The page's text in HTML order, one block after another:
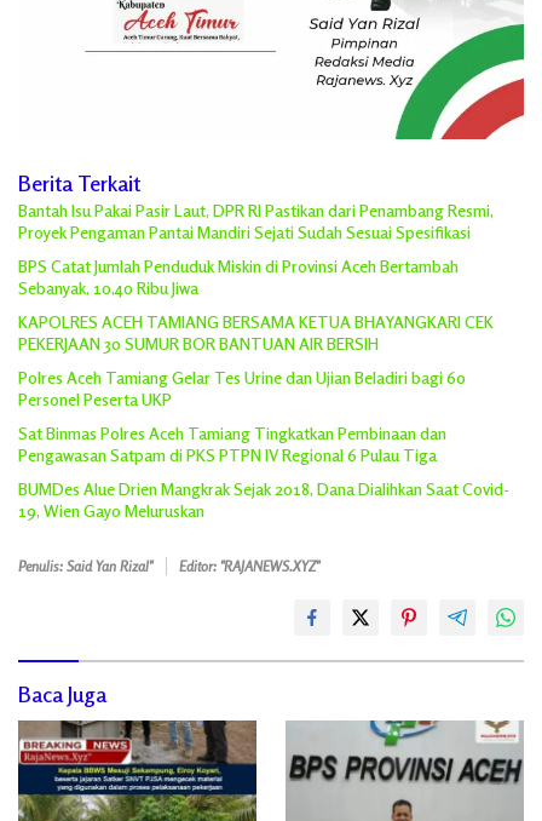
Berita Terkait
Bantah Isu Pakai Pasir Laut, DPR RI Pastikan dari Penambang Resmi,
Proyek Pengaman Pantai Mandiri Sejati Sudah Sesuai Spesifikasi
BPS Catat Jumlah Penduduk Miskin di Provinsi Aceh Bertambah
Sebanyak, 10,40 Ribu Jiwa
KAPOLRES ACEH TAMIANG BERSAMA KETUA BHAYANGKARI CEK
PEKERJAAN 30 SUMUR BOR BANTUAN AIR BERSIH
Polres Aceh Tamiang Gelar Tes Urine dan Ujian Beladiri bagi 60
Personel Peserta UKP
Sat Binmas Polres Aceh Tamiang Tingkatkan Pembinaan dan
Pengawasan Satpam di PKS PTPN IV Regional 6 Pulau Tiga
BUMDes Alue Drien Mangkrak Sejak 2018, Dana Dialihkan Saat Covid-
19, Wien Gayo Meluruskan
Penulis: Said Yan Rizal" Editor: "RAJANEWS.XYZ"
Baca Juga